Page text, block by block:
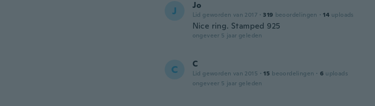
J Jo
Lid geworden van 2017 · 319 beoordelingen · 14 uploads
Nice ring. Stamped 925
ongeveer 5 jaar geleden
C C
Lid geworden van 2015 · 15 beoordelingen · 6 uploads
ongeveer 5 jaar geleden